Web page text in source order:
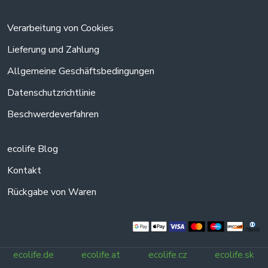
Verarbeitung von Cookies
Lieferung und Zahlung
Allgemeine Geschäftsbedingungen
Datenschutzrichtlinie
Beschwerdeverfahren
ecolife Blog
Kontakt
Rückgabe von Waren
ecolife.de ecolife.at ecolife.cz ecolife.sk